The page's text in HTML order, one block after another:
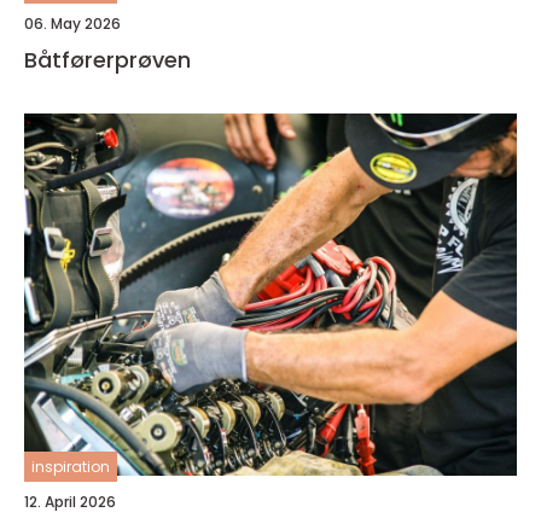
06. May 2026
Båtførerprøven
inspiration
12. April 2026